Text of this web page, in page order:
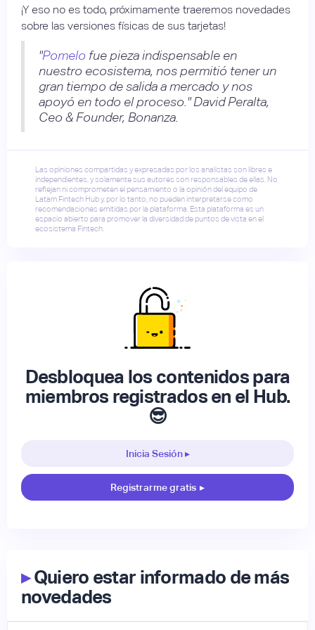
¡Y eso no es todo, próximamente traeremos novedades
sobre las versiones físicas de sus tarjetas!
"Pomelo fue pieza indispensable en
nuestro ecosistema, nos permitió tener un
gran tiempo de salida a mercado y nos
apoyó en todo el proceso." David Peralta,
Ceo & Founder, Bonanza.
Las opiniones compartidas y expresadas por los analistas son libres e
independientes, y solamente sus autores son responsables de ellas. No
reflejan ni comprometen el pensamiento o la opinión del equipo de
Latam Fintech Hub y, por lo tanto, no pueden interpretarse como
recomendaciones emitidas por la plataforma. Esta plataforma es un
espacio abierto para promover la diversidad de puntos de vista en el
ecosistema Fintech.
Desbloquea los contenidos para
miembros registrados en el Hub.
😎
Inicia Sesión ▸
Registrarme gratis ▸
▸Quiero estar informado de más
novedades